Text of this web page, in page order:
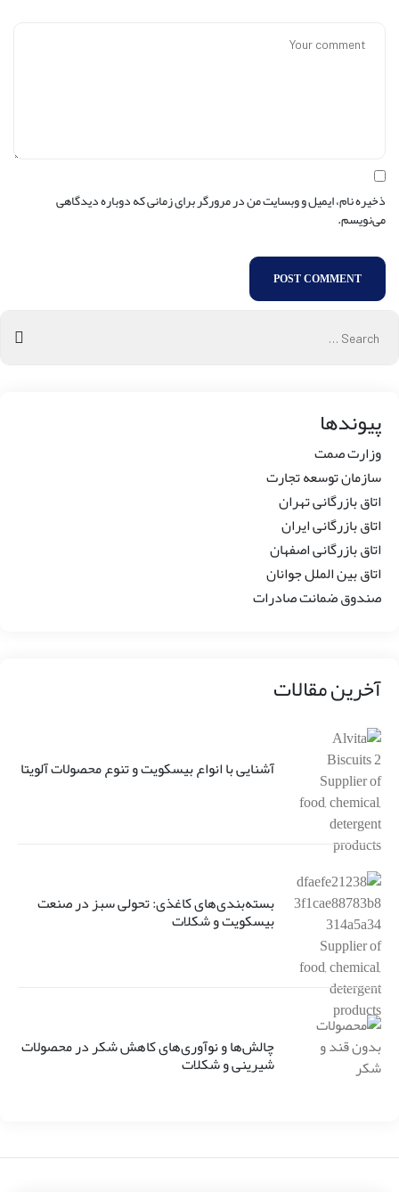
ذخیره نام، ایمیل و وبسایت من در مرورگر برای زمانی که دوباره دیدگاهی
می‌نویسم.
POST COMMENT
پیوندها
وزارت صمت
سازمان توسعه تجارت
اتاق بازرگانی تهران
اتاق بازرگانی ایران
اتاق بازرگانی اصفهان
اتاق بین الملل جوانان
صندوق ضمانت صادرات
آخرین مقالات
آشنایی با انواع بیسکویت و تنوع محصولات آلویتا
بسته‌بندی‌های کاغذی: تحولی سبز در صنعت
بیسکویت و شکلات
چالش‌ها و نوآوری‌های کاهش شکر در محصولات
شیرینی و شکلات